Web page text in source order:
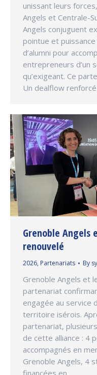
unissant leurs
Angels et Centrale-
Angels conjuguent
pointue et
d’alumni pour
entrepreneurs d’un
qu’exigeant. Ce
Un dealflow
Grenoble Angels
renouvelé
2026, Partenariats By
Grenoble Angels et
partenariat
engagée au service
territoire isérois.
partenariat,
de cette alliance : 4
accompagnés en
Grenoble Angels, 4